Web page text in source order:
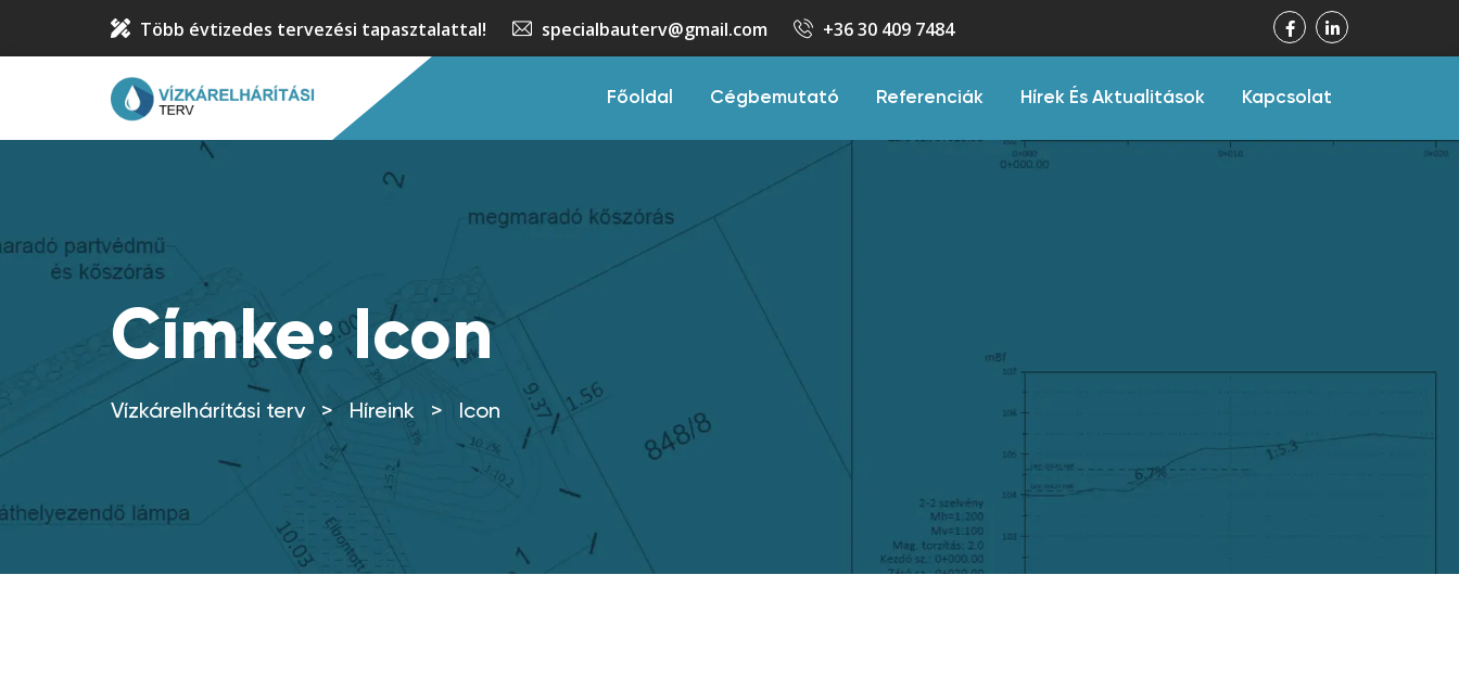
Több évtizedes tervezési tapasztalattal! specialbauterv@gmail.com +36 30 409 7484
Főoldal Cégbemutató Referenciák Hírek És Aktualitások Kapcsolat
Címke:Icon
Vízkárelhárítási terv > Híreink > Icon